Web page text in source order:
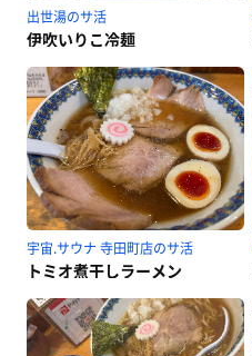
出世湯のサ活
伊吹いりこ冷麺
宇宙.サウナ 寺田町店のサ活
トミオ煮干しラーメン